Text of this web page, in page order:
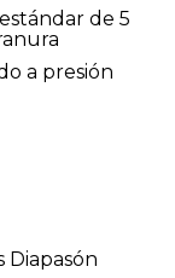
de 5
a presión
Diapasón